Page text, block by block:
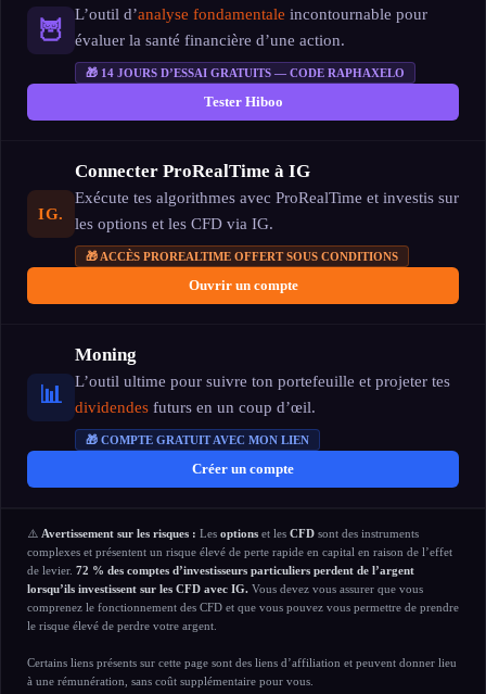
🦉
L’outil d’analyse fondamentale incontournable pour
évaluer la santé financière d’une action.
🎁 14 JOURS D’ESSAI GRATUITS — CODE RAPHAXELO
Tester Hiboo
IG.
Connecter ProRealTime à IG
Exécute tes algorithmes avec ProRealTime et investis sur
les options et les CFD via IG.
🎁 ACCÈS PROREALTIME OFFERT SOUS CONDITIONS
Ouvrir un compte
📊
Moning
L’outil ultime pour suivre ton portefeuille et projeter tes
dividendes futurs en un coup d’œil.
🎁 COMPTE GRATUIT AVEC MON LIEN
Créer un compte
⚠️ Avertissement sur les risques : Les options et les CFD sont des instruments
complexes et présentent un risque élevé de perte rapide en capital en raison de l’effet
de levier. 72 % des comptes d’investisseurs particuliers perdent de l’argent
lorsqu’ils investissent sur les CFD avec IG. Vous devez vous assurer que vous
comprenez le fonctionnement des CFD et que vous pouvez vous permettre de prendre
le risque élevé de perdre votre argent.
Certains liens présents sur cette page sont des liens d’affiliation et peuvent donner lieu
à une rémunération, sans coût supplémentaire pour vous.